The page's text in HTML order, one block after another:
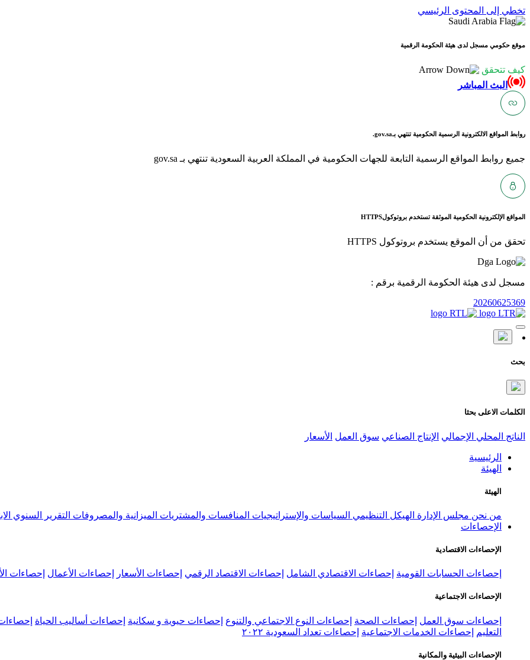
تخطي إلى المحتوى الرئيسي
موقع حكومي مسجل لدى هيئة الحكومة الرقمية
كيف تتحقق
البث المباشر
روابط المواقع الالكترونية الرسمية الحكومية تنتهي بـgov.sa.
جميع روابط المواقع الرسمية التابعة للجهات الحكومية في المملكة العربية السعودية تنتهي بـ gov.sa
المواقع الإلكترونية الحكومية الموثقة تستخدم بروتوكولHTTPS
تحقق من أن الموقع يستخدم بروتوكول HTTPS
مسجل لدى هيئة الحكومة الرقمية برقم :
20260625369
بحث
الكلمات الاعلى بحثا
الناتج المحلي الإجمالي الإنتاج الصناعي سوق العمل الأسعار
الرئيسية
الهيئة
الهيئة
من نحن مجلس الإدارة الهيكل التنظيمي السياسات والإستراتيجيات المنافسات والمشتريات الميزانية والمصروفات التقرير السنوي
الإحصاءات
الإحصاءات الاقتصادية
إحصاءات الحسابات القومية إحصاءات الاقتصادي الشامل إحصاءات الاقتصاد الرقمي إحصاءات الأسعار إحصاءات الأعمال إحصاءات
الإحصاءات الاجتماعية
إحصاءات سوق العمل إحصاءات الصحة إحصاءات النوع الاجتماعي والتنوع إحصاءات حيوية و سكانية إحصاءات أساليب الحياة
التعليم
إحصاءات الخدمات الاجتماعية إحصاءات تعداد السعودية ٢٠٢٢
الإحصاءات البيئية والمكانية